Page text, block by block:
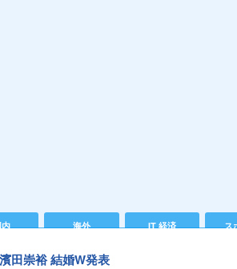
海外 IT 経済 ス
田崇裕 結婚W発表